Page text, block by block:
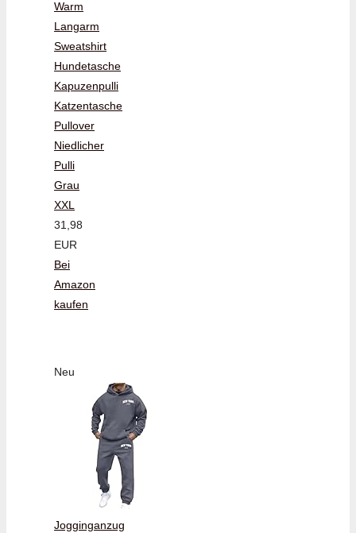
Warm
Langarm
Sweatshirt
Hundetasche
Kapuzenpulli
Katzentasche
Pullover
Niedlicher
Pulli
Grau
XXL
31,98
EUR
Bei
Amazon
kaufen
Neu
Jogginganzug